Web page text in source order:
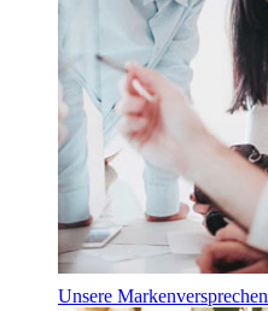
Unsere Markenversprechen